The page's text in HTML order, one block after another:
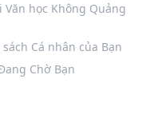
học Không Quảng
Cá nhân của Bạn
Chờ Bạn